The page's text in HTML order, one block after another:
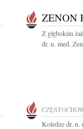
ZENON
Z głębokim
dr. n. med.
Koledze dr. n.